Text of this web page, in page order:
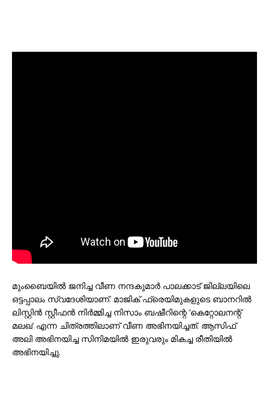
മുംബൈയിൽ ജനിച്ച വീണ നന്ദകുമാർ പാലക്കാട് ജില്ലയിലെ
ഒട്ടപ്പാലം സ്വദേശിയാണ്. മാജിക് ഫ്രെയിമുകളുടെ ബാനറിൽ
ലിസ്റ്റിൻ സ്റ്റീഫൻ നിർമ്മിച്ച നിസാം ബഷീറിന്റെ ‘കെറ്റോലനന്റ്
മലഖ’ എന്ന ചിത്രത്തിലാണ് വീണ അഭിനയിച്ചത്. ആസിഫ്
അലി അഭിനയിച്ച സിനിമയിൽ ഇരുവരും മികച്ച രീതിയിൽ
അഭിനയിച്ചു.